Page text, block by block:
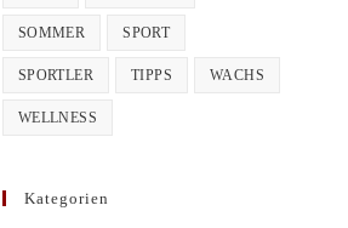
SOMMER SPORT
SPORTLER TIPPS WACHS
WELLNESS
Kategorien